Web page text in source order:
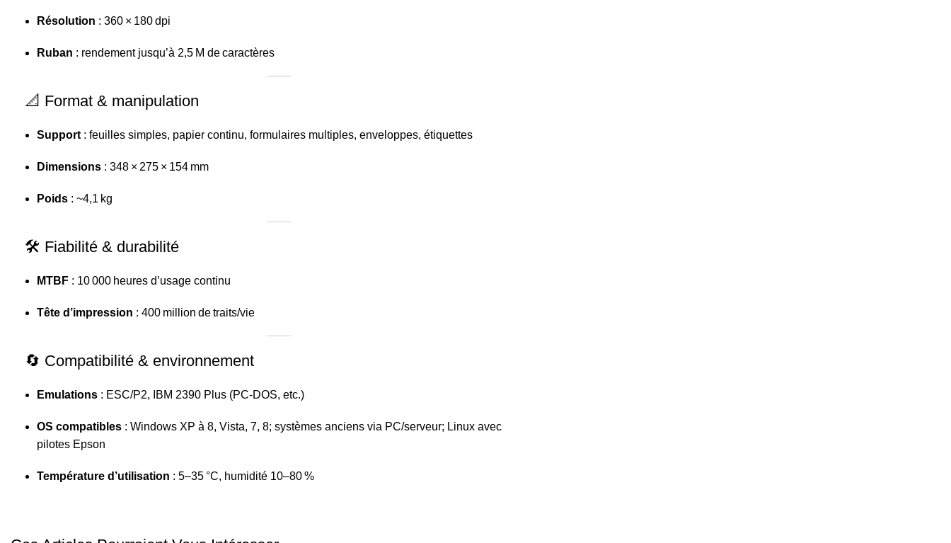
Résolution : 360 × 180 dpi
Ruban : rendement jusqu’à 2,5 M de caractères
📐 Format & manipulation
Support : feuilles simples, papier continu, formulaires multiples, enveloppes, étiquettes
Dimensions : 348 × 275 × 154 mm
Poids : ~4,1 kg
🛠️ Fiabilité & durabilité
MTBF : 10 000 heures d’usage continu
Tête d’impression : 400 million de traits/vie
🔄 Compatibilité & environnement
Emulations : ESC/P2, IBM 2390 Plus (PC‑DOS, etc.)
OS compatibles : Windows XP à 8, Vista, 7, 8; systèmes anciens via PC/serveur; Linux avec
pilotes Epson
Température d’utilisation : 5–35 °C, humidité 10–80 %